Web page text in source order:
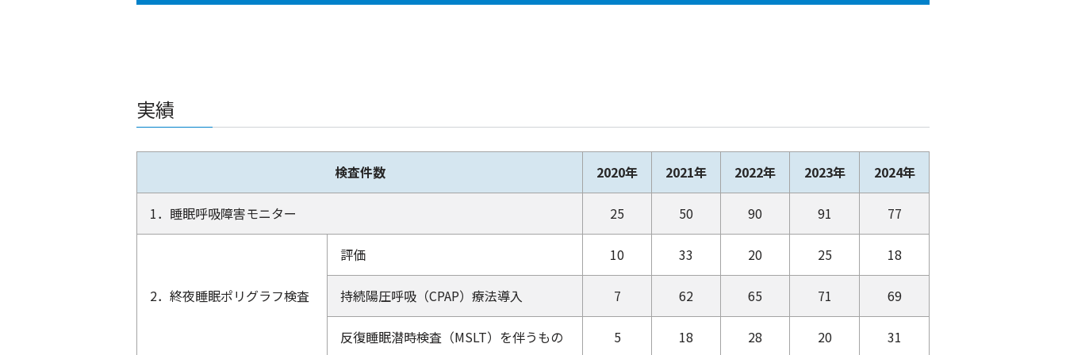
実績
検査件数 2020年 2021年 2022年 2023年 2024年
1．睡眠呼吸障害モニター 25 50 90 91 77
2．終夜睡眠ポリグラフ検査
評価 10 33 20 25 18
持続陽圧呼吸（CPAP）療法導入 7 62 65 71 69
反復睡眠潜時検査（MSLT）を伴うもの 5 18 28 20 31